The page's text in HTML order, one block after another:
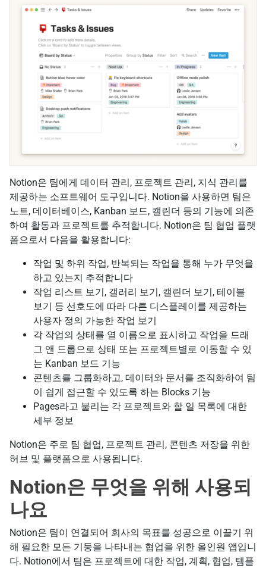
Notion은 팀에게 데이터 관리, 프로젝트 관리, 지식 관리를
제공하는 소프트웨어 도구입니다. Notion을 사용하면 팀은
노트, 데이터베이스, Kanban 보드, 캘린더 등의 기능에 의존
하여 활동과 프로젝트를 추적합니다. Notion은 팀 협업 플랫
폼으로서 다음을 활용합니다:
작업 및 하위 작업, 반복되는 작업을 통해 누가 무엇을
하고 있는지 추적합니다
작업 리스트 보기, 갤러리 보기, 캘린더 보기, 테이블
보기 등 선호도에 따라 다른 디스플레이를 제공하는
사용자 정의 가능한 작업 보기
각 작업의 상태를 열 이름으로 표시하고 작업을 드래
그 앤 드롭으로 상태 또는 프로젝트별로 이동할 수 있
는 Kanban 보드 기능
콘텐츠를 그룹화하고, 데이터와 문서를 조직화하여 팀
이 쉽게 접근할 수 있도록 하는 Blocks 기능
Pages라고 불리는 각 프로젝트와 할 일 목록에 대한
세부 정보
Notion은 주로 팀 협업, 프로젝트 관리, 콘텐츠 저장을 위한
허브 및 플랫폼으로 사용됩니다.
Notion은 무엇을 위해 사용되
나요
Notion은 팀이 연결되어 회사의 목표를 성공으로 이끌기 위
해 필요한 모든 기둥을 나타내는 협업을 위한 올인원 앱입니
다. Notion에서 팀은 프로젝트에 대한 작업, 계획, 협업, 템플